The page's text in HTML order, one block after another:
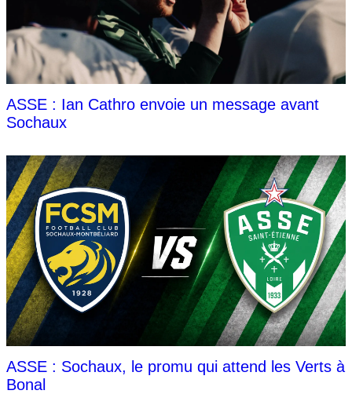
ASSE : Ian Cathro envoie un message avant
Sochaux
ASSE : Sochaux, le promu qui attend les Verts à
Bonal